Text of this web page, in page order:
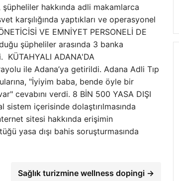
hakkında adli makamlarca
karşılığında yaptıkları ve operasyonel
VE EMNİYET PERSONELİ DE
şüpheliler arasında 3 banka
ADANA'DA
ile Adana’ya getirildi. Adana Adli Tıp
"İyiyim baba, bende öyle bir
cevabını verdi. 8 BİN 500 YASA DIŞI
içerisinde dolaştırılmasında
sitesi hakkında erişimin
yasa dışı bahis soruşturmasında
Sağlık turizmine wellness dopingi →